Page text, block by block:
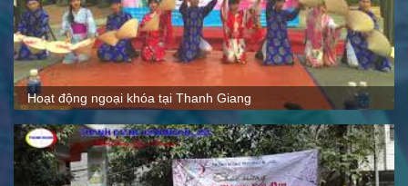
Quy mô, cách thức hoạt động tại Thanh Giang